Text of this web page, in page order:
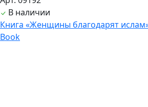
В наличии
Книга «Женщины благодарят
Book